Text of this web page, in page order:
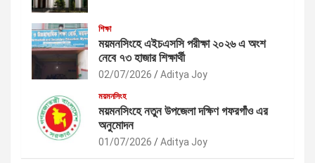
শিক্ষা
ময়মনসিংহে এইচএসসি পরীক্ষা ২০২৬ এ অংশ
নেবে ৭৩ হাজার শিক্ষার্থী
02/07/2026 Aditya Joy
ময়মনসিংহ
ময়মনসিংহে নতুন উপজেলা দক্ষিণ গফরগাঁও এর
অনুমোদন
01/07/2026 Aditya Joy